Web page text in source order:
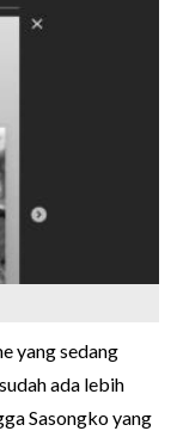
yang sedang
ada lebih
Sasongko yang